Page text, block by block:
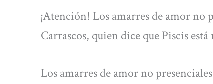
¡Atención! Los amarres de amor
Carrascos, quien dice que Piscis
Los amarres de amor no